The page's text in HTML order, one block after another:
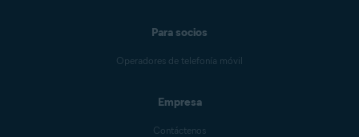
Para socios
Operadores de telefonía móvil
Empresa
Contáctenos